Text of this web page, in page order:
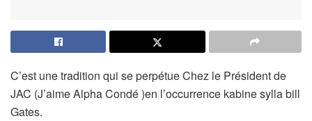
C’est une tradition qui se perpétue Chez le Président de
JAC (J’aime Alpha Condé )en l’occurrence kabine sylla bill
Gates.